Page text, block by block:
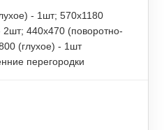
- 1шт; 570х1180
2шт; 440х470 (поворотно-
(глухое) - 1шт
перегородки